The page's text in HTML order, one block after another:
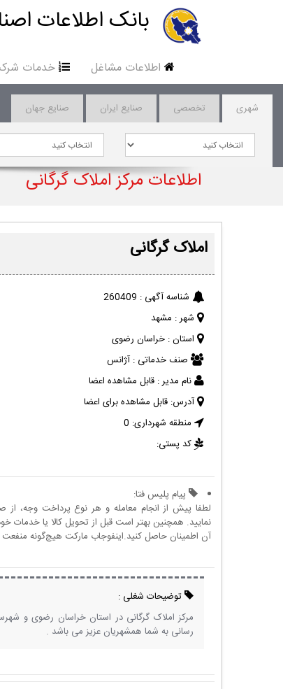
بانک اطلاعات
اطلاعات مشاغل خدمات
شهری تخصصی صنایع ایران صنایع جهان
اطلاعات مرکز املاک گرگانی
املاک گرگانی
شناسه آگهی : 260409
شهر : مشهد
استان : خراسان رضوی
صنف خدماتی : آژانس
نام مدیر : قابل مشاهده اعضا
آدرس: قابل مشاهده برای اعضا
منطقه شهرداری: 0
کد پستی:
پیام پلیس فتا:
لطفا پیش از انجام معامله و هر نوع پرداخت وجه،
نمایید. همچنین بهتر است قبل از تحویل کالا یا خدمات
آن اطمینان حاصل کنید.اینفوجاب مارکت هیچ‌گونه منفعت
توضیحات شغلی :
مرکز املاک گرگانی در استان خراسان رضوی و
رسانی به شما همشهریان عزیز می باشد .